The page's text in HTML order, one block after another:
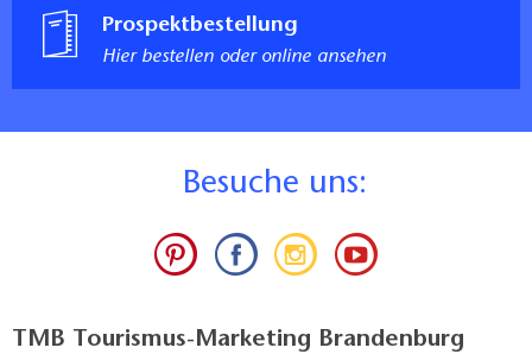
Prospektbestellung
Hier bestellen oder online ansehen
Besuche uns:
TMB Tourismus-Marketing Brandenburg